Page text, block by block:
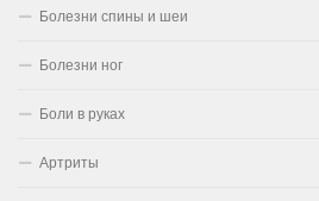
Болезни спины и шеи
Болезни ног
Боли в руках
Артриты